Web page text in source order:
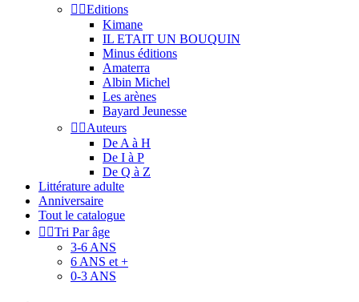
 Editions
Kimane
IL ETAIT UN BOUQUIN
Minus éditions
Amaterra
Albin Michel
Les arènes
Bayard Jeunesse
 Auteurs
De A à H
De I à P
De Q à Z
Littérature adulte
Anniversaire
Tout le catalogue
 Tri Par âge
3-6 ANS
6 ANS et +
0-3 ANS